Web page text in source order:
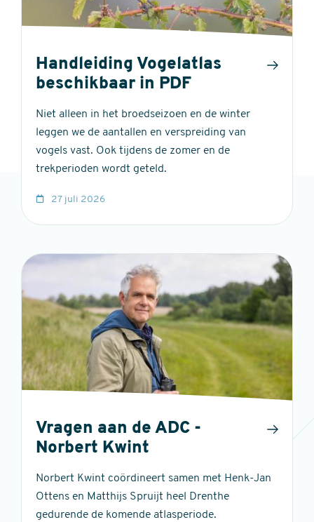
Handleiding Vogelatlas
beschikbaar in PDF
Niet alleen in het broedseizoen en de winter
leggen we de aantallen en verspreiding van
vogels vast. Ook tijdens de zomer en de
trekperioden wordt geteld.
27 juli 2026
Vragen aan de ADC -
Norbert Kwint
Norbert Kwint coördineert samen met Henk-Jan
Ottens en Matthijs Spruijt heel Drenthe
gedurende de komende atlasperiode.